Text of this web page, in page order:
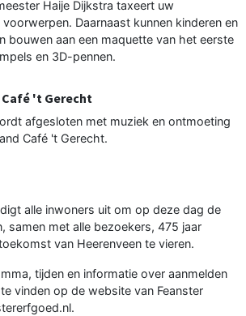
Haije Dijkstra taxeert uw
Daarnaast kunnen kinderen en
bouwen aan een maquette van het eerste
en 3D-pennen.
't Gerecht
afgesloten met muziek en ontmoeting
Café 't Gerecht.
alle inwoners uit om op deze dag de
samen met alle bezoekers, 475 jaar
van Heerenveen te vieren.
tijden en informatie over aanmelden
vinden op de website van Feanster